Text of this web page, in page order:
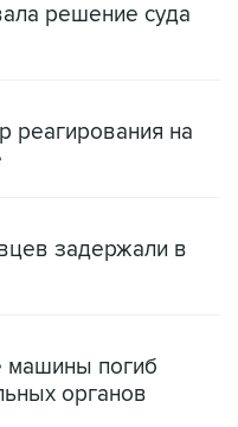
решение суда
реагирования на
задержали в
машины погиб
органов